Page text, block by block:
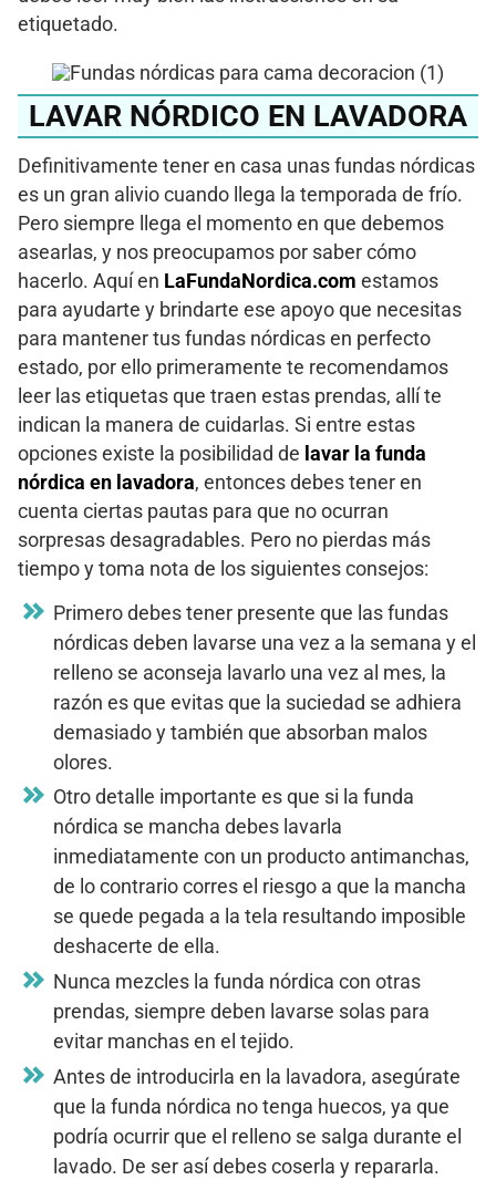
etiquetado.
LAVAR NÓRDICO EN LAVADORA
Definitivamente tener en casa unas fundas nórdicas
es un gran alivio cuando llega la temporada de frío.
Pero siempre llega el momento en que debemos
asearlas, y nos preocupamos por saber cómo
hacerlo. Aquí en LaFundaNordica.com estamos
para ayudarte y brindarte ese apoyo que necesitas
para mantener tus fundas nórdicas en perfecto
estado, por ello primeramente te recomendamos
leer las etiquetas que traen estas prendas, allí te
indican la manera de cuidarlas. Si entre estas
opciones existe la posibilidad de lavar la funda
nórdica en lavadora, entonces debes tener en
cuenta ciertas pautas para que no ocurran
sorpresas desagradables. Pero no pierdas más
tiempo y toma nota de los siguientes consejos:
Primero debes tener presente que las fundas
nórdicas deben lavarse una vez a la semana y el
relleno se aconseja lavarlo una vez al mes, la
razón es que evitas que la suciedad se adhiera
demasiado y también que absorban malos
olores.
Otro detalle importante es que si la funda
nórdica se mancha debes lavarla
inmediatamente con un producto antimanchas,
de lo contrario corres el riesgo a que la mancha
se quede pegada a la tela resultando imposible
deshacerte de ella.
Nunca mezcles la funda nórdica con otras
prendas, siempre deben lavarse solas para
evitar manchas en el tejido.
Antes de introducirla en la lavadora, asegúrate
que la funda nórdica no tenga huecos, ya que
podría ocurrir que el relleno se salga durante el
lavado. De ser así debes coserla y repararla.